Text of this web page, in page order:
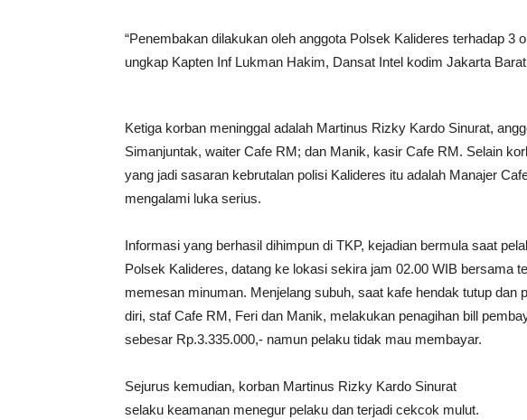
“Penembakan dilakukan oleh anggota Polsek Kalideres terhadap 3
ungkap Kapten Inf Lukman Hakim, Dansat Intel kodim Jakarta
Ketiga korban meninggal adalah Martinus Rizky Kardo Sinurat,
Simanjuntak, waiter Cafe RM; dan Manik, kasir Cafe RM. Selain
yang jadi sasaran kebrutalan polisi Kalideres itu adalah Manajer
mengalami luka serius.
Informasi yang berhasil dihimpun di TKP, kejadian bermula saat
Polsek Kalideres, datang ke lokasi sekira jam 02.00 WIB bersama
memesan minuman. Menjelang subuh, saat kafe hendak tutup dan
diri, staf Cafe RM, Feri dan Manik, melakukan penagihan bill
sebesar Rp.3.335.000,- namun pelaku tidak mau membayar.
Sejurus kemudian, korban Martinus Rizky Kardo Sinurat
selaku keamanan menegur pelaku dan terjadi cekcok mulut.